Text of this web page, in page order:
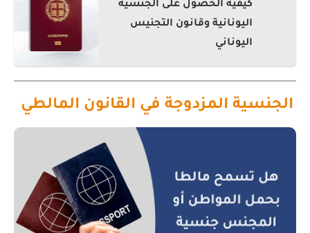
كيفية الحصول على الجنسية
اليونانية وقانون التجنيس
اليوناني
الجنسية المزدوجة في القانون المالطي